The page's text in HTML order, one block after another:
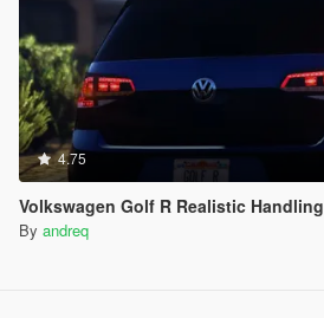
4.75
Volkswagen Golf R Realistic Handling
By andreq